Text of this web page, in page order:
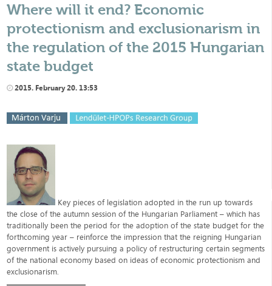
Where will it end? Economic
protectionism and exclusionarism in
the regulation of the 2015 Hungarian
state budget
2015. February 20. 13:53
Key pieces of legislation adopted in the run up towards
the close of the autumn session of the Hungarian Parliament – which has
traditionally been the period for the adoption of the state budget for the
forthcoming year – reinforce the impression that the reigning Hungarian
government is actively pursuing a policy of restructuring certain segments
of the national economy based on ideas of economic protectionism and
exclusionarism.